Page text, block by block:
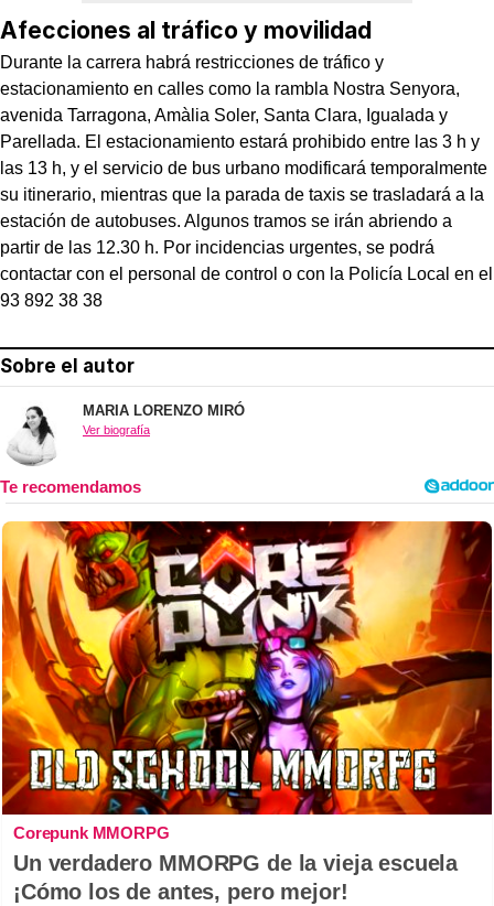
Afecciones al tráfico y movilidad
Durante la carrera habrá restricciones de tráfico y
estacionamiento en calles como la rambla Nostra Senyora,
avenida Tarragona, Amàlia Soler, Santa Clara, Igualada y
Parellada. El estacionamiento estará prohibido entre las 3 h y
las 13 h, y el servicio de bus urbano modificará temporalmente
su itinerario, mientras que la parada de taxis se trasladará a la
estación de autobuses. Algunos tramos se irán abriendo a
partir de las 12.30 h. Por incidencias urgentes, se podrá
contactar con el personal de control o con la Policía Local en el
93 892 38 38
Sobre el autor
MARIA LORENZO MIRÓ
Ver biografía
Corepunk MMORPG
Un verdadero MMORPG de la vieja escuela
¡Cómo los de antes, pero mejor!